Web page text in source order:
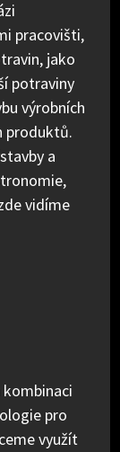
pracovišti,
jako
potraviny
výrobních
produktů.
a
vidíme
pro
využít